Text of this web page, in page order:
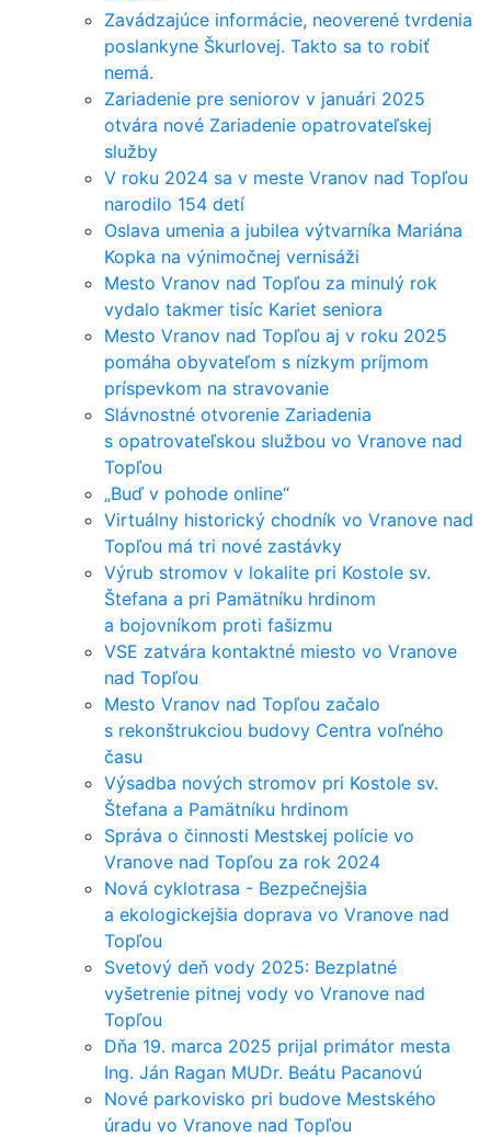
Zavádzajúce informácie, neoverené tvrdenia
poslankyne Škurlovej. Takto sa to robiť
nemá.
Zariadenie pre seniorov v januári 2025
otvára nové Zariadenie opatrovateľskej
služby
V roku 2024 sa v meste Vranov nad Topľou
narodilo 154 detí
Oslava umenia a jubilea výtvarníka Mariána
Kopka na výnimočnej vernisáži
Mesto Vranov nad Topľou za minulý rok
vydalo takmer tisíc Kariet seniora
Mesto Vranov nad Topľou aj v roku 2025
pomáha obyvateľom s nízkym príjmom
príspevkom na stravovanie
Slávnostné otvorenie Zariadenia
s opatrovateľskou službou vo Vranove nad
Topľou
„Buď v pohode online“
Virtuálny historický chodník vo Vranove nad
Topľou má tri nové zastávky
Výrub stromov v lokalite pri Kostole sv.
Štefana a pri Pamätníku hrdinom
a bojovníkom proti fašizmu
VSE zatvára kontaktné miesto vo Vranove
nad Topľou
Mesto Vranov nad Topľou začalo
s rekonštrukciou budovy Centra voľného
času
Výsadba nových stromov pri Kostole sv.
Štefana a Pamätníku hrdinom
Správa o činnosti Mestskej polície vo
Vranove nad Topľou za rok 2024
Nová cyklotrasa - Bezpečnejšia
a ekologickejšia doprava vo Vranove nad
Topľou
Svetový deň vody 2025: Bezplatné
vyšetrenie pitnej vody vo Vranove nad
Topľou
Dňa 19. marca 2025 prijal primátor mesta
Ing. Ján Ragan MUDr. Beátu Pacanovú
Nové parkovisko pri budove Mestského
úradu vo Vranove nad Topľou